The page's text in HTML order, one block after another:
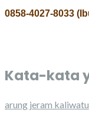
0858-4027-8033
Kata-kata
arung jeram kaliwatu